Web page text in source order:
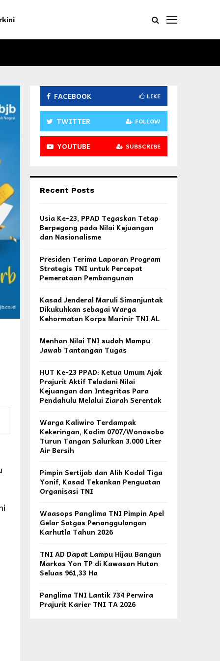
FACEBOOK LIKE
TWITTER FOLLOW
YOUTUBE SUBSCRIBE
Recent Posts
Usia Ke-23, PPAD Tegaskan Tetap
Berpegang pada Nilai Kejuangan
dan Nasionalisme
Presiden Terima Laporan Program
Strategis TNI untuk Percepat
Pemerataan Pembangunan
Kasad Jenderal Maruli Simanjuntak
Dikukuhkan sebagai Warga
Kehormatan Korps Marinir TNI AL
Menhan Nilai TNI sudah Mampu
Jawab Tantangan Tugas
HUT Ke-23 PPAD: Ketua Umum Ajak
Prajurit Aktif Teladani Nilai
Kejuangan dan Integritas Para
Pendahulu Melalui Ziarah Serentak
Warga Kaliwiro Terdampak
Kekeringan, Kodim 0707/Wonosobo
Turun Tangan Salurkan 3.000 Liter
Air Bersih
Pimpin Sertijab dan Alih Kodal Tiga
Yonif, Kasad Tekankan Penguatan
Organisasi TNI
Waasops Panglima TNI Pimpin Apel
Gelar Satgas Penanggulangan
Karhutla Tahun 2026
TNI AD Dapat Lampu Hijau Bangun
Markas Yon TP di Kawasan Hutan
Seluas 961,33 Ha
Panglima TNI Lantik 734 Perwira
Prajurit Karier TNI TA 2026